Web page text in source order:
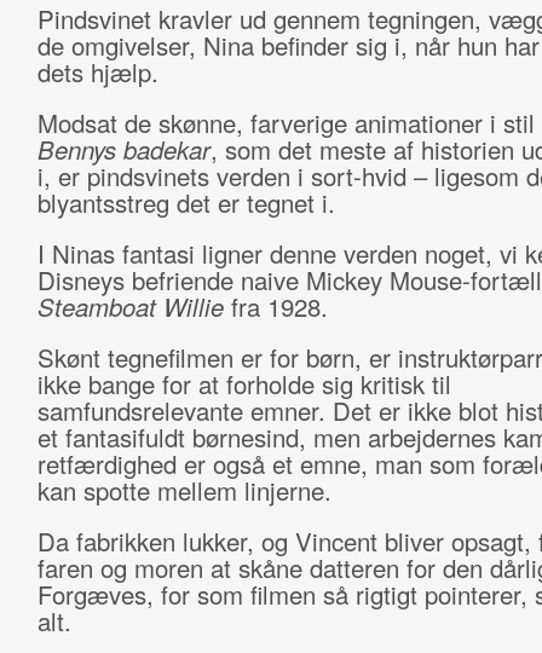
Pindsvinet kravler ud gennem tegningen,
de omgivelser, Nina befinder sig i, når hun
dets hjælp.
Modsat de skønne, farverige animationer i stil
Bennys badekar, som det meste af historien
i, er pindsvinets verden i sort-hvid – ligesom
blyantsstreg det er tegnet i.
I Ninas fantasi ligner denne verden noget, vi
Disneys befriende naive Mickey Mouse-
Steamboat Williefra 1928.
Skønt tegnefilmen er for børn, er
ikke bange for at forholde sig kritisk til
samfundsrelevante emner. Det er ikke blot
et fantasifuldt børnesind, men arbejdernes
retfærdighed er også et emne, man som
kan spotte mellem linjerne.
Da fabrikken lukker, og Vincent bliver opsagt,
faren og moren at skåne datteren for den
Forgæves, for som filmen så rigtigt pointerer,
alt.